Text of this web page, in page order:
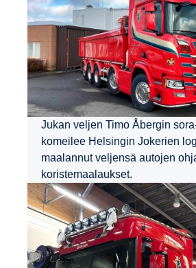
Jukan veljen Timo Åbergin
komeilee Helsingin Jokerien
maalannut veljensä autojen
koristemaalaukset.